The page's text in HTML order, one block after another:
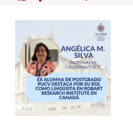
Postgrado
Formación Continua
Estudiantes
Académicos